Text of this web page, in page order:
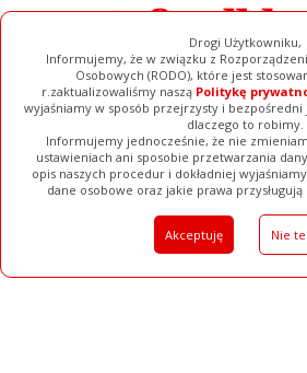
Drogi Użytkowniku,
Informujemy, że w związku z
Osobowych (RODO), które jest
r.zaktualizowaliśmy naszą Politykę
wyjaśniamy w sposób przejrzysty i
dlaczego to robimy.
Informujemy jednocześnie, że nie
ustawieniach ani sposobie przetwarzania
opis naszych procedur i dokładniej
dane osobowe oraz jakie prawa
Akceptuję Nie
Ogłoszenia Filmy Galerie